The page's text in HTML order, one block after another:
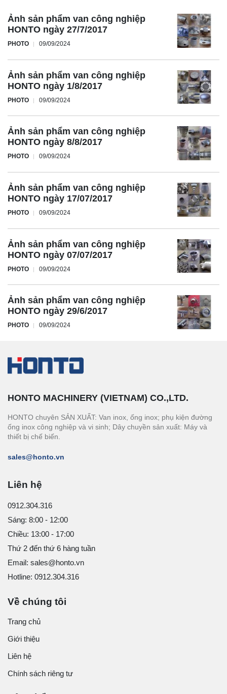
Ảnh sản phẩm van công nghiệp
HONTO ngày 27/7/2017
PHOTO 09/09/2024
Ảnh sản phẩm van công nghiệp
HONTO ngày 1/8/2017
PHOTO 09/09/2024
Ảnh sản phẩm van công nghiệp
HONTO ngày 8/8/2017
PHOTO 09/09/2024
Ảnh sản phẩm van công nghiệp
HONTO ngày 17/07/2017
PHOTO 09/09/2024
Ảnh sản phẩm van công nghiệp
HONTO ngày 07/07/2017
PHOTO 09/09/2024
Ảnh sản phẩm van công nghiệp
HONTO ngày 29/6/2017
PHOTO 09/09/2024
HONTO MACHINERY (VIETNAM) CO.,LTD.
HONTO chuyên SẢN XUẤT: Van inox, ống inox; phụ kiện đường
ống inox công nghiệp và vi sinh; Dây chuyền sản xuất: Máy và
thiết bị chế biến.
sales@honto.vn
Liên hệ
0912.304.316
Sáng: 8:00 - 12:00
Chiều: 13:00 - 17:00
Thứ 2 đến thứ 6 hàng tuần
Email: sales@honto.vn
Hotline: 0912.304.316
Về chúng tôi
Trang chủ
Giới thiệu
Liên hệ
Chính sách riêng tư